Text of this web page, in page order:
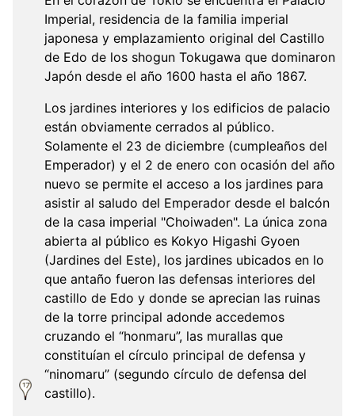
Imperial, residencia de la familia imperial
japonesa y emplazamiento original del Castillo
de Edo de los shogun Tokugawa que dominaron
Japón desde el año 1600 hasta el año 1867.
Los jardines interiores y los edificios de palacio
están obviamente cerrados al público.
Solamente el 23 de diciembre (cumpleaños del
Emperador) y el 2 de enero con ocasión del año
nuevo se permite el acceso a los jardines para
asistir al saludo del Emperador desde el balcón
de la casa imperial "Choiwaden". La única zona
abierta al público es Kokyo Higashi Gyoen
(Jardines del Este), los jardines ubicados en lo
que antaño fueron las defensas interiores del
castillo de Edo y donde se aprecian las ruinas
de la torre principal adonde accedemos
cruzando el “honmaru”, las murallas que
constituían el círculo principal de defensa y
“ninomaru” (segundo círculo de defensa del
castillo).